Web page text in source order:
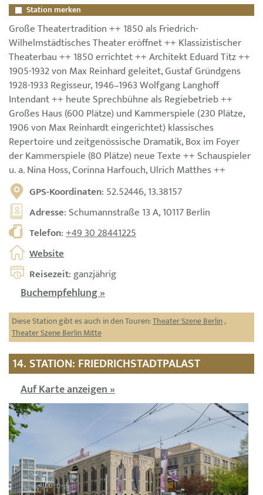
Station merken
Große Theatertradition ++ 1850 als Friedrich-
Wilhelmstädtisches Theater eröffnet ++ Klassizistischer
Theaterbau ++ 1850 errichtet ++ Architekt Eduard Titz ++
1905-1932 von Max Reinhard geleitet, Gustaf Gründgens
1928-1933 Regisseur, 1946–1963 Wolfgang Langhoff
Intendant ++ heute Sprechbühne als Regiebetrieb ++
Großes Haus (600 Plätze) und Kammerspiele (230 Plätze,
1906 von Max Reinhardt eingerichtet) klassisches
Repertoire und zeitgenössische Dramatik, Box im Foyer
der Kammerspiele (80 Plätze) neue Texte ++ Schauspieler
u. a. Nina Hoss, Corinna Harfouch, Ulrich Matthes ++
GPS-Koordinaten: 52.52446, 13.38157
Adresse: Schumannstraße 13 A, 10117 Berlin
Telefon:+49 30 28441225
Website
Reisezeit: ganzjährig
Buchempfehlung »
Diese Station gibt es auch in den Touren:Theater Szene Berlin,
Theater Szene Berlin Mitte
14. STATION: FRIEDRICHSTADTPALAST
Auf Karte anzeigen »